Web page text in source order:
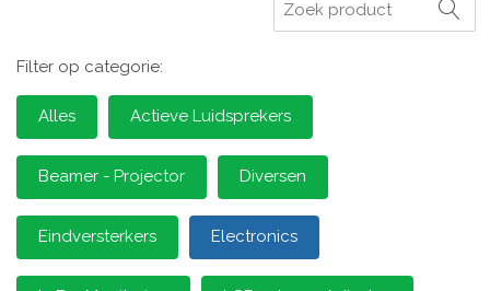
Zoeken
Filter op categorie:
Alles Actieve Luidsprekers
Beamer - Projector Diversen
Eindversterkers Electronics